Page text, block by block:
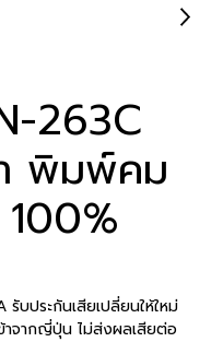
263C
พิมพ์คม
บประกันเสียเปลี่ยนให้ใหม่
จากญี่ปุ่น ไม่ส่งผลเสียต่อ